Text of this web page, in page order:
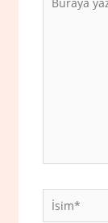
İsim*